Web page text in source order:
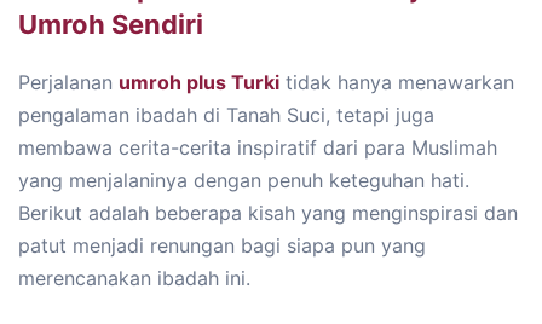
Umroh Sendiri
Perjalanan umroh plus Turki tidak hanya menawarkan
pengalaman ibadah di Tanah Suci, tetapi juga
membawa cerita-cerita inspiratif dari para Muslimah
yang menjalaninya dengan penuh keteguhan hati.
Berikut adalah beberapa kisah yang menginspirasi dan
patut menjadi renungan bagi siapa pun yang
merencanakan ibadah ini.